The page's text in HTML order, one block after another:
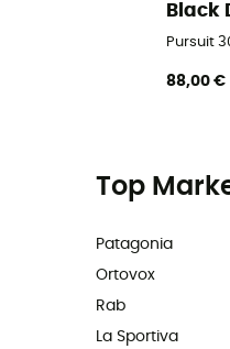
Black
Pursuit
88,00 €
Top
Patagonia
Ortovox
Rab
La Sportiva